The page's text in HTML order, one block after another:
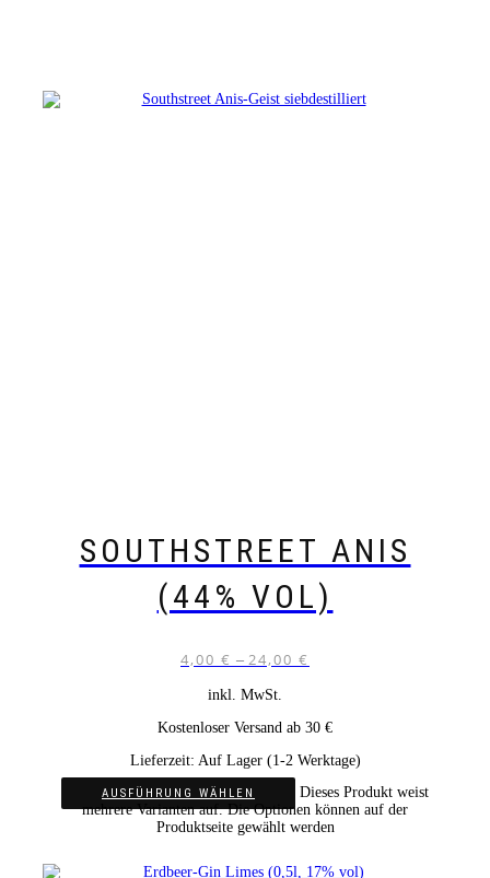
SOUTHSTREET ANIS
(44% VOL)
4,00 € – 24,00 €
inkl. MwSt.
Kostenloser Versand ab 30 €
Lieferzeit: Auf Lager (1-2 Werktage)
AUSFÜHRUNG WÄHLEN
Dieses Produkt weist
mehrere Varianten auf. Die Optionen können auf der
Produktseite gewählt werden